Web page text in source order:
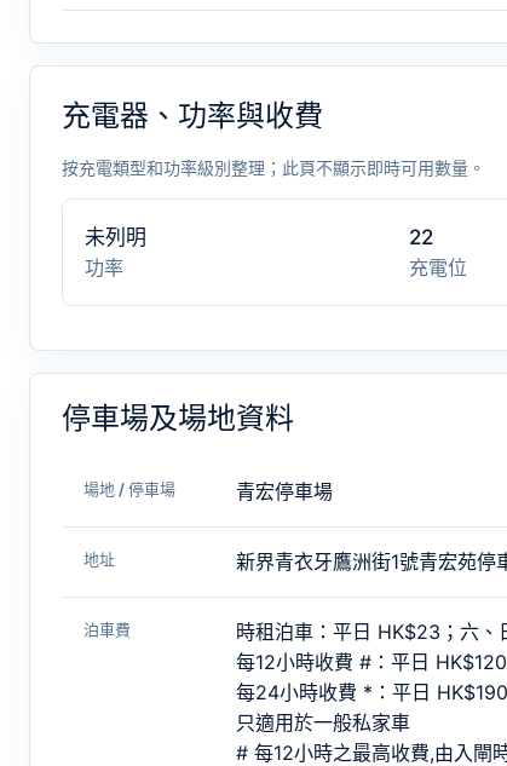
充電器、功率與收費
按充電類型和功率級別整理；此頁不顯示即時可用數量。
未列明
功率
22
充電位
停車場及場地資料
場地 / 停車場 青宏停車場
地址 新界青衣牙鷹洲街1號青宏苑停
泊車費
時租泊車：平日 HK$23；六
每12小時收費 #：平日
每24小時收費 *：平日
只適用於一般私家車
# 每12小時之最高收費,由入閘